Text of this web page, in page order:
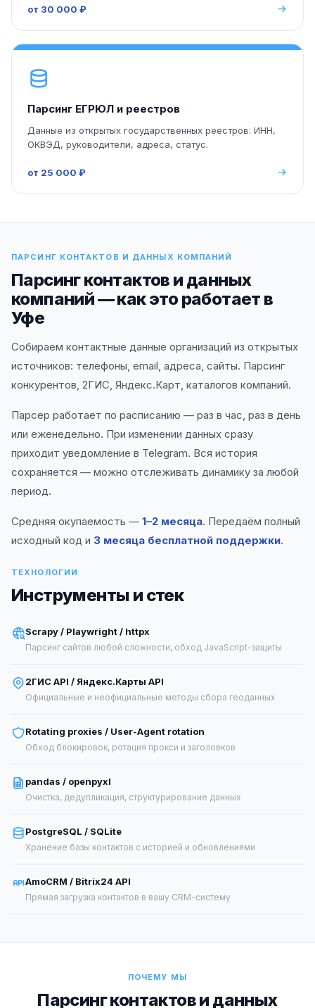
от 30 000 ₽
Парсинг ЕГРЮЛ и реестров
Данные из открытых государственных реестров: ИНН,
ОКВЭД, руководители, адреса, статус.
от 25 000 ₽
ПАРСИНГ КОНТАКТОВ И ДАННЫХ КОМПАНИЙ
Парсинг контактов и данных
компаний — как это работает в
Уфе
Собираем контактные данные организаций из открытых
источников: телефоны, email, адреса, сайты. Парсинг
конкурентов, 2ГИС, Яндекс.Карт, каталогов компаний.
Парсер работает по расписанию — раз в час, раз в день
или еженедельно. При изменении данных сразу
приходит уведомление в Telegram. Вся история
сохраняется — можно отслеживать динамику за любой
период.
Средняя окупаемость — 1–2 месяца. Передаём полный
исходный код и 3 месяца бесплатной поддержки.
ТЕХНОЛОГИИ
Инструменты и стек
Scrapy / Playwright / httpx
Парсинг сайтов любой сложности, обход JavaScript-защиты
2ГИС API / Яндекс.Карты API
Официальные и неофициальные методы сбора геоданных
Rotating proxies / User-Agent rotation
Обход блокировок, ротация прокси и заголовков
pandas / openpyxl
Очистка, дедупликация, структурирование данных
PostgreSQL / SQLite
Хранение базы контактов с историей и обновлениями
AmoCRM / Bitrix24 API
Прямая загрузка контактов в вашу CRM-систему
ПОЧЕМУ МЫ
Парсинг контактов и данных